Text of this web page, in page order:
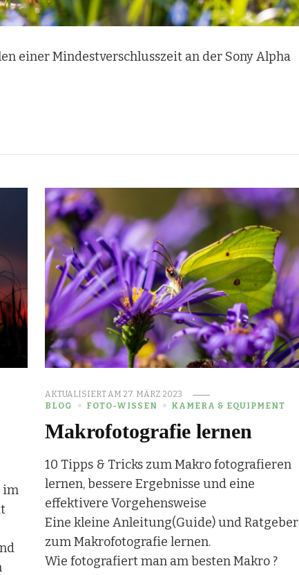
einer Mindestverschlusszeit an der Sony Alpha
im
AKTUALISIERT AM 27. MÄRZ 2023
BLOG
FOTO-WISSEN KAMERA & EQUIPMENT
Makrofotografie lernen
10 Tipps & Tricks zum Makro fotografieren
lernen, bessere Ergebnisse und eine
effektivere Vorgehensweise
Eine kleine Anleitung(Guide) und Ratgeber
zum Makrofotografie lernen.
Wie fotografiert man am besten Makro ?